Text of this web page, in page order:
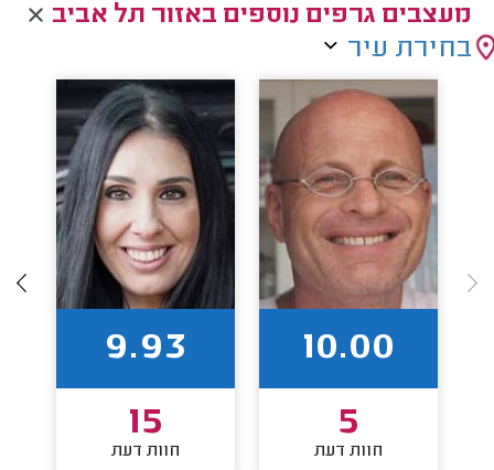
מעצבים גרפים נוספים באזור תל אביב
בחירת עיר
10.00
5
חוות דעת
9.93
15
חוות דעת